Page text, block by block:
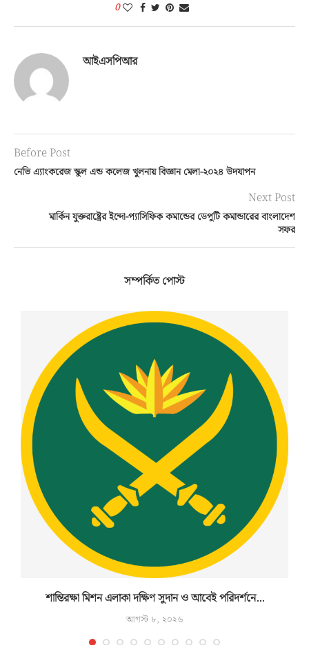
0
আইএসপিআর
Before Post
নেভি এ্যাংকরেজ স্কুল এন্ড কলেজ খুলনায় বিজ্ঞান মেলা-২০২৪ উদযাপন
Next Post
মার্কিন যুক্তরাষ্ট্রের ইন্দো-প্যাসিফিক কমান্ডের ডেপুটি কমান্ডারের বাংলাদেশ
সফর
সম্পর্কিত পোস্ট
শান্তিরক্ষা মিশন এলাকা দক্ষিণ সুদান ও আবেই পরিদর্শনে...
আগস্ট ৮, ২০২৬